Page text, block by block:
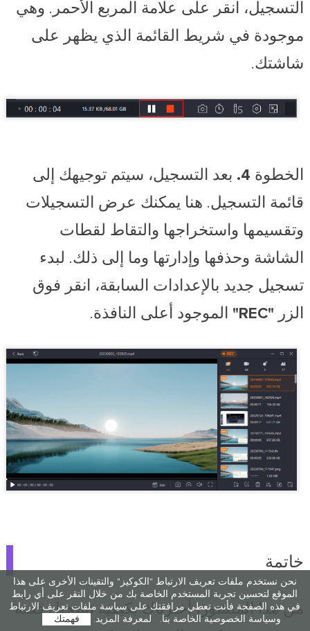
التسجيل، انقر على علامة المربع الأحمر. وهي
موجودة في شريط القائمة الذي يظهر على
شاشتك.
الخطوة 4.
بعد التسجيل، سيتم توجيهك إلى
قائمة التسجيل. هنا يمكنك عرض التسجيلات
وتقسيمها واستخراجها والتقاط لقطات
الشاشة وحذفها وإدارتها وما إلى ذلك. لبدء
تسجيل جديد بالإعدادات السابقة، انقر فوق
الزر "REC" الموجود أعلى النافذة.
خاتمة
من هذا المنشور، أخبرناك بكيفية تسجيل قصة
نحن نستخدم ملفات تعريف الارتباط "الكوكيز" والتقينات الأخرى على هذا
الموقع لتحسين تجربة المستخدم الخاصة بك من خلال النقر على أي رابط
في هذه الصفحة فأنت تعطي مرافقتك على سياسة ملفات تعريف الارتباط
وسياسة الخصوصية الخاصة بنا.
لمعرفة المزيد. فهمتك